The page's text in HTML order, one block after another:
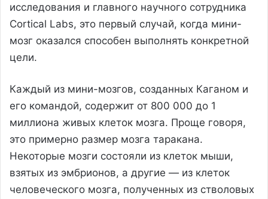
исследования и главного научного сотрудника
Cortical Labs, это первый случай, когда мини-
мозг оказался способен выполнять конкретной
цели.
Каждый из мини-мозгов, созданных Каганом и
его командой, содержит от 800 000 до 1
миллиона живых клеток мозга. Проще говоря,
это примерно размер мозга таракана.
Некоторые мозги состояли из клеток мыши,
взятых из эмбрионов, а другие — из клеток
человеческого мозга, полученных из стволовых